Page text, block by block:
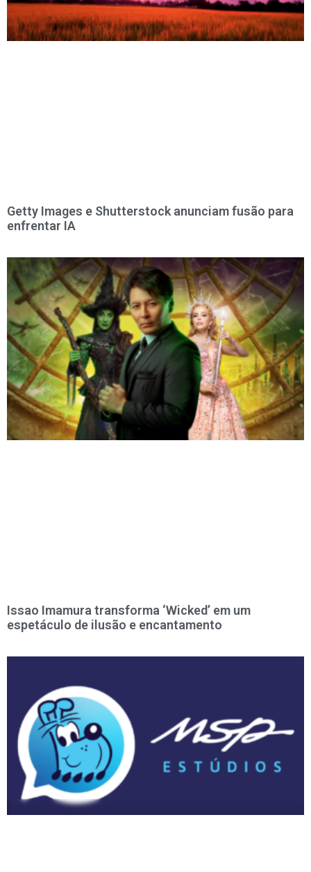
Getty Images e Shutterstock anunciam fusão para
enfrentar IA
Issao Imamura transforma ‘Wicked’ em um
espetáculo de ilusão e encantamento